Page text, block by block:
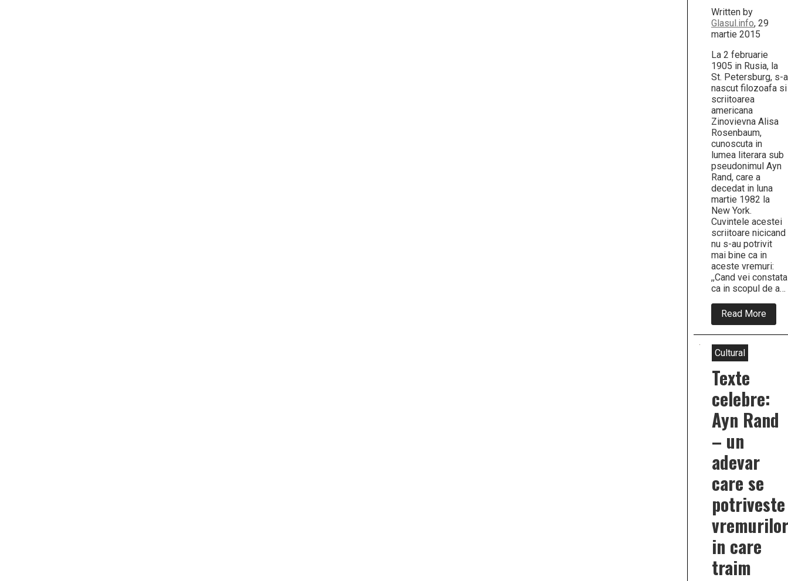
Written by
Glasul.info, 29
martie 2015
La 2 februarie
1905 in Rusia, la
St. Petersburg, s-a
nascut filozoafa si
scriitoarea
americana
Zinovievna Alisa
Rosenbaum,
cunoscuta in
lumea literara sub
pseudonimul Ayn
Rand, care a
decedat in luna
martie 1982 la
New York.
Cuvintele acestei
scriitoare nicicand
nu s-au potrivit
mai bine ca in
aceste vremuri:
,,Cand vei constata
ca in scopul de a…
Read More
Ayn
Rand
de
a
care
nu
Cultural
Texte
celebre:
Ayn Rand
– un
adevar
care se
potriveste
vremurilor
in care
traim